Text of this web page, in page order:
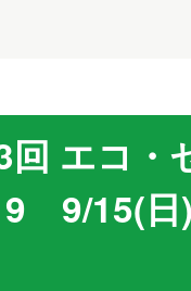
エコ・
9/15(日